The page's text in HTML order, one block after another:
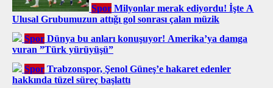
Spor Milyonlar merak ediyordu! İşte A
Ulusal Grubumuzun attığı gol sonrası çalan müzik
Spor Dünya bu anları konuşuyor! Amerika’ya damga
vuran ”Türk yürüyüşü”
Spor Trabzonspor, Şenol Güneş’e hakaret edenler
hakkında tüzel süreç başlattı